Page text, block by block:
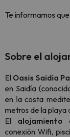
Te informamos
Sobre el
El Oasis Saidia
en Saidía
en la costa
metros de la playa
El alojamiento
conexión Wifi,